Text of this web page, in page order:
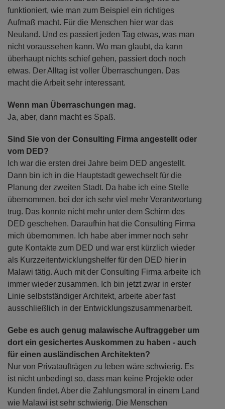
funktioniert, wie man zum Beispiel ein richtiges
Aufmaß macht. Für die Menschen hier war das
Neuland. Und es passiert jeden Tag etwas, was man
nicht voraussehen kann. Wo man glaubt, da kann
überhaupt nichts schief gehen, passiert doch noch
etwas. Der Alltag ist voller Überraschungen. Das
macht die Arbeit sehr interessant.
Wenn man Überraschungen mag.
Ja, aber, dann macht es Spaß.
Sind Sie von der Consulting Firma angestellt oder
vom DED?
Ich war die ersten drei Jahre beim DED angestellt.
Dann bin ich in die Hauptstadt gewechselt für die
Planung der zweiten Stadt. Da habe ich eine Stelle
übernommen, bei der ich sehr viel mehr Verantwortung
trug. Das konnte nicht mehr unter dem Schirm des
DED geschehen. Daraufhin hat die Consulting Firma
mich übernommen. Ich habe aber immer noch sehr
gute Kontakte zum DED und war erst kürzlich wieder
als Kurzzeitentwicklungshelfer für den DED hier in
Malawi tätig. Auch mit der Consulting Firma arbeite ich
immer wieder zusammen. Ich bin jetzt zwar in erster
Linie selbstständiger Architekt, arbeite aber fast
ausschließlich in der Entwicklungszusammenarbeit.
Gebe es auch genug malawische Auftraggeber um
dort ein gesichertes Auskommen zu haben - auch
für einen ausländischen Architekten?
Nur von Privataufträgen zu leben wäre schwierig. Es
ist nicht unbedingt so, dass man keine Projekte oder
Kunden findet. Aber die Zahlungsmoral in einem Land
wie Malawi ist sehr schwierig. Die Menschen